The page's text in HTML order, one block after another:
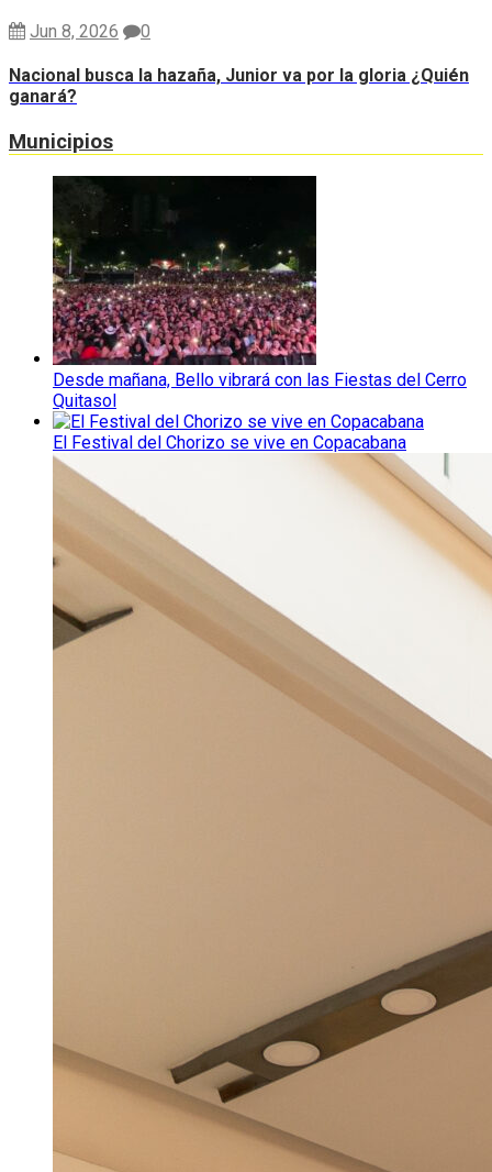
Jun 8, 2026 0
Nacional busca la hazaña, Junior va por la gloria ¿Quién
ganará?
Municipios
Desde mañana, Bello vibrará con las Fiestas del Cerro
Quitasol
El Festival del Chorizo se vive en Copacabana